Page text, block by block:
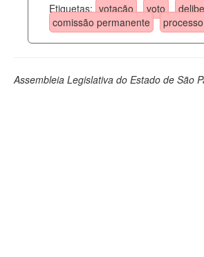
Etiquetas: votação voto
comissão permanente
Assembleia Legislativa do Estado de São